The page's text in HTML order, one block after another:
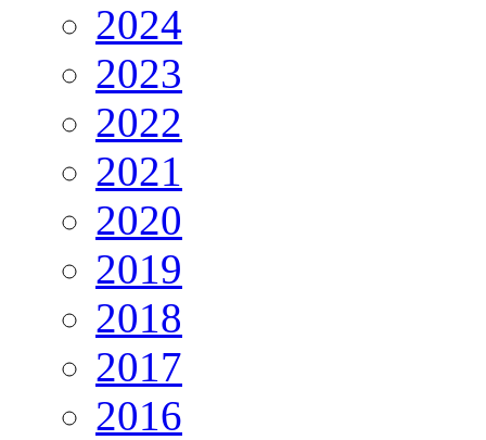
2024
2023
2022
2021
2020
2019
2018
2017
2016